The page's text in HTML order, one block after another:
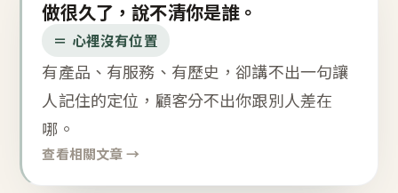
做很久了，說不清你是誰。
＝ 心裡沒有位置
有產品、有服務、有歷史，卻講不出一句讓
人記住的定位，顧客分不出你跟別人差在
哪。
查看相關文章 →